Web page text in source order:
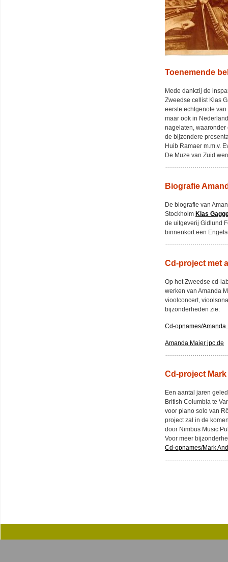
Toenemende
Mede dankzij de
Zweedse cellist Klas
eerste echtgenote
maar ook in
nagelaten,
de bijzondere
Huib Ramaer m.m.v.
De Muze van Zuid
Biografie
De biografie van
Stockholm Klas
de uitgeverij Gidlund
binnenkort een
Cd-project met
Op het Zweedse cd-
werken van Amanda
vioolconcert,
bijzonderheden zie:
Cd-opnames/Amanda
Amanda Maier jpc.de
Cd-
Een aantal jaren
British Columbia te
voor piano solo van
project zal in de
door Nimbus Music
Voor meer
Cd-opnames/Mark